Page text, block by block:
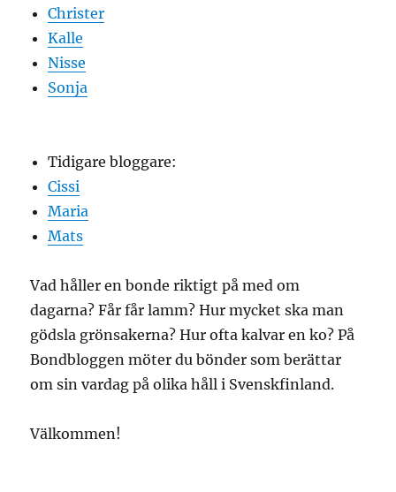
Christer
Kalle
Nisse
Sonja
Tidigare bloggare:
Cissi
Maria
Mats
Vad håller en bonde riktigt på med om
dagarna? Får får lamm? Hur mycket ska man
gödsla grönsakerna? Hur ofta kalvar en ko? På
Bondbloggen möter du bönder som berättar
om sin vardag på olika håll i Svenskfinland.
Välkommen!